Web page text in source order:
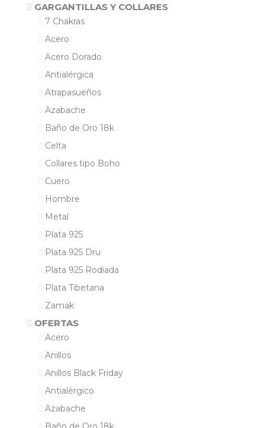
GARGANTILLAS Y COLLARES
7 Chakras
Acero
Acero Dorado
Antialérgica
Atrapasueños
Azabache
Baño de Oro 18k
Celta
Collares tipo Boho
Cuero
Hombre
Metal
Plata 925
Plata 925 Dru
Plata 925 Rodiada
Plata Tibetana
Zamak
OFERTAS
Acero
Anillos
Anillos Black Friday
Antialérgico
Azabache